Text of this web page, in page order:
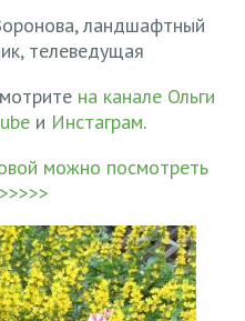
ландшафтный
телеведущая
на канале Ольги
и Инстаграм.
можно посмотреть